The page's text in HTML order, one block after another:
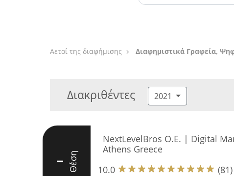
Αετοί της διαφήμισης Διαφημιστικά Γραφεία,
Διακριθέντες 2021
I Θέση
NextLevelBros O.E. | Digital
Athens Greece
10.0
(81)